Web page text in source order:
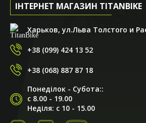
ІНТЕРНЕТ МАГАЗИН TITANBIKE
Харьков, ул.Льва Толстого и
+38 (099) 424 13 52
+38 (068) 887 87 18
Понеділок - Субота::
с 8.00 - 19.00
Неділя: с 10 - 15.00